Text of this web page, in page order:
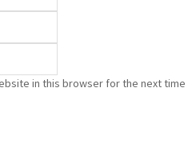
in this browser for the next time